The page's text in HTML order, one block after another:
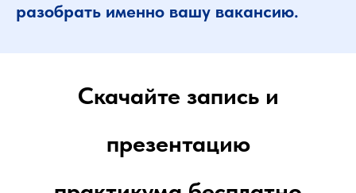
разобрать именно вашу вакансию.
Скачайте запись и
презентацию